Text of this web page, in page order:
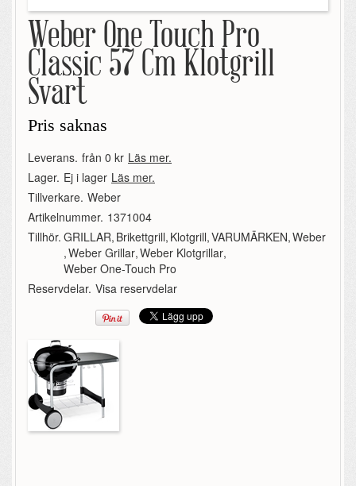
Weber One Touch Pro
Classic 57 Cm Klotgrill
Svart
Pris saknas
Leverans. från 0 kr Läs mer.
Lager. Ej i lager Läs mer.
Tillverkare. Weber
Artikelnummer. 1371004
Tillhör. GRILLAR, Brikettgrill, Klotgrill,VARUMÄRKEN,Weber
,Weber Grillar,Weber Klotgrillar,
Weber One-Touch Pro
Reservdelar. Visa reservdelar